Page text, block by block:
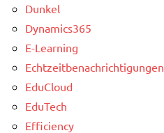
Dunkel
Dynamics365
E-Learning
Echtzeitbenachrichtigungen
EduCloud
EduTech
Efficiency